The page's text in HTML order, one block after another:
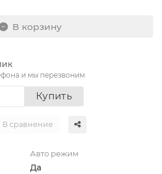
В корзину
и мы перезвоним
Купить
В сравнение
Авто режим
Да